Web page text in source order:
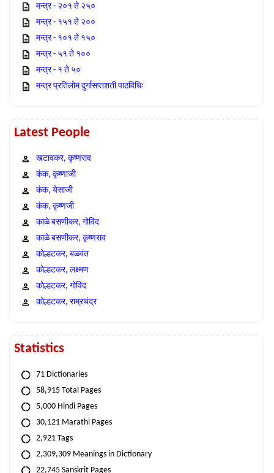
मन्त्र - २०१ ते २५०
मन्त्र - १५१ ते २००
मन्त्र - १०१ ते १५०
मन्त्र - ५१ ते १००
मन्त्र - १ ते ५०
मन्त्र प्रतिलोम दुर्गासप्तशती पाठविधिः
Latest People
खटावकर, कृष्णराव
कंक, कृष्णाजी
कंक, येसाजी
कंक, कृष्णजी
काळे बसणीकर, गोविंद
काळे बसणीकर, कृष्णराव
कोल्हटकर, बळवंत
कोल्हटकर, लक्ष्मण
कोल्हटकर, गोविंद
कोल्हटकर, राम्रचंद्र
Statistics
71 Dictionaries
58,915 Total Pages
5,000 Hindi Pages
30,121 Marathi Pages
2,921 Tags
2,309,309 Meanings in Dictionary
22,745 Sanskrit Pages